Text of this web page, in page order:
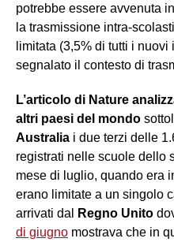
potrebbe essere avvenuta
la trasmissione intra-
limitata (3,5% di tutti i
segnalato il contesto di
L’articolo di Nature
altri paesi del mondo
Australia i due terzi delle
registrati nelle scuole dello
mese di luglio, quando era
erano limitate a un singolo
arrivati dal
Regno Unito
di giugno mostrava che in